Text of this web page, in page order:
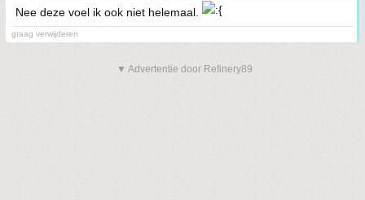
Nee deze voel ik ook niet helemaal.
graag verwijderen
▼ Advertentie door Refinery89